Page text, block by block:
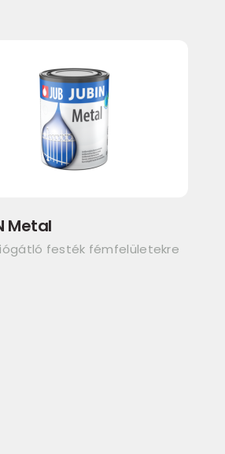
Metal
festék fémfelületekre